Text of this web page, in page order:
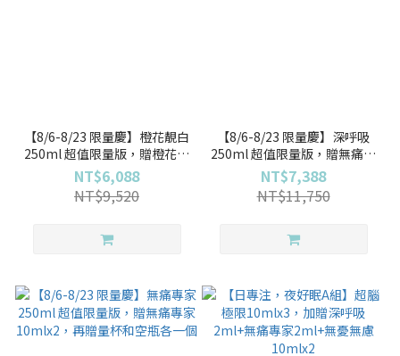
【8/6-8/23 限量慶】橙花靚白
250ml 超值限量版，贈橙花靚
白10mlx2，再贈量杯和空瓶
各一個
NT$6,088
NT$9,520
【8/6-8/23 限量慶】深呼吸
250ml 超值限量版，贈無痛專
家10mlx2，再贈量杯和空瓶
各一個
NT$7,388
NT$11,750